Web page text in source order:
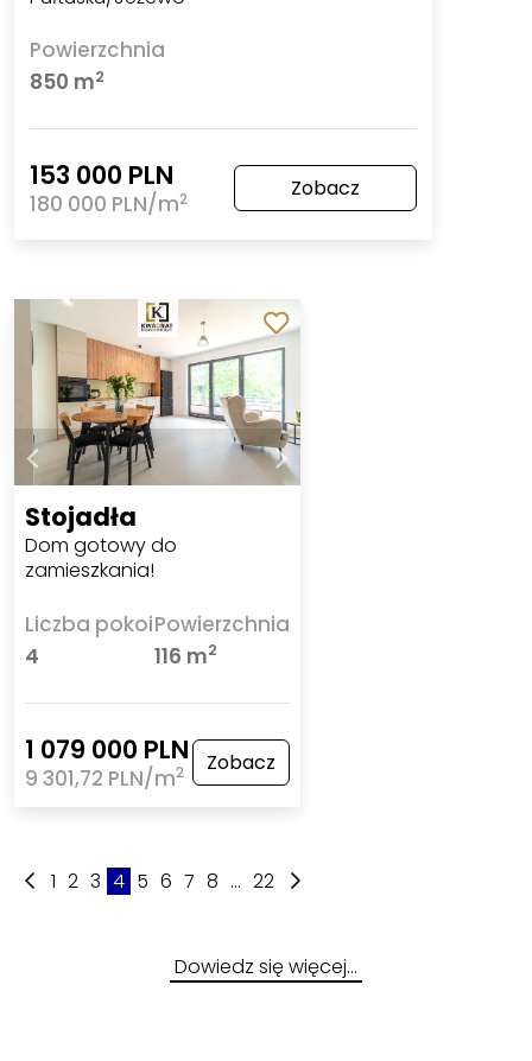
Powierzchnia
850 m2
153 000 PLN
180 000 PLN/m2 Zobacz
Stojadła
Dom gotowy do
zamieszkania!
Liczba pokoi
4
Powierzchnia
116 m2
1 079 000 PLN
9 301,72 PLN/m2 Zobacz
1 2 3 4 5 6 7 8 ... 22
Dowiedz się więcej…